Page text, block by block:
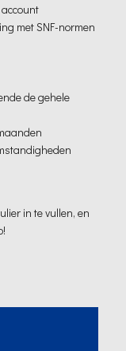
met SNF-normen
de gehele
in te vullen, en